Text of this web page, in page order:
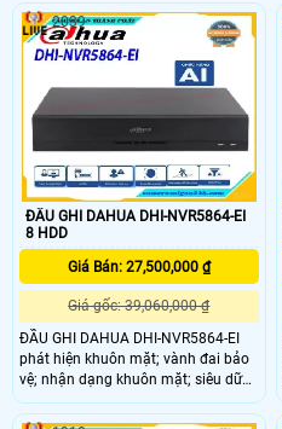
cơ giới và phương tiện không có
động cơ); SM Plus; phân tích âm
thanh nổi; phân phối đám đông;
đếm người; ANPR; mật độ giao
thông; bản đồ nhiệt. ĐẦU GHI
DAHUA DHI-NVR5816-EI là một loạt
các Đầu ghi AI và các giải pháp áp
dụng chip AI độc lập và thuật toán
học sâu
ĐẦU GHI DAHUA DHI-NVR5864-EI
8 HDD
Giá Bán: 27,500,000 ₫
Giá gốc: 39,060,000 ₫
ĐẦU GHI DAHUA DHI-NVR5864-EI
phát hiện khuôn mặt; vành đai bảo
vệ; nhận dạng khuôn mặt; siêu dữ
liệu video con người, phương tiện cơ
giới và phương tiện không có động
2039